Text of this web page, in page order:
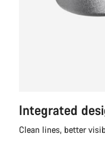
Integrated
Clean lines, better